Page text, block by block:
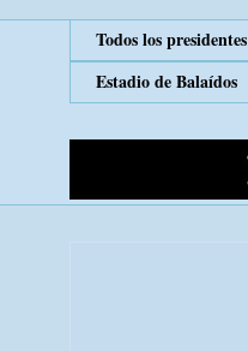
Todos los presidentes
Estadio de Balaídos